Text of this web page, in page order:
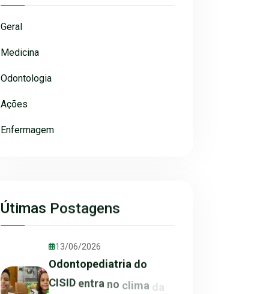
Geral
Medicina
Odontologia
Ações
Enfermagem
Útimas Postagens
13/06/2026
Odontopediatria do
CISID entra no clima da